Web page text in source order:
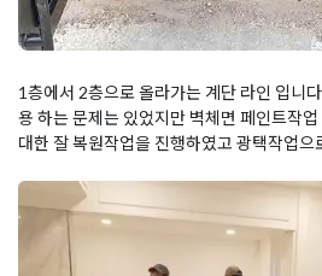
1층에서 2층으로 올라가는 계단 라인 입니
용 하는 문제는 있었지만 벽체면 페인트작
대한 잘 복원작업을 진행하였고 광택작업으